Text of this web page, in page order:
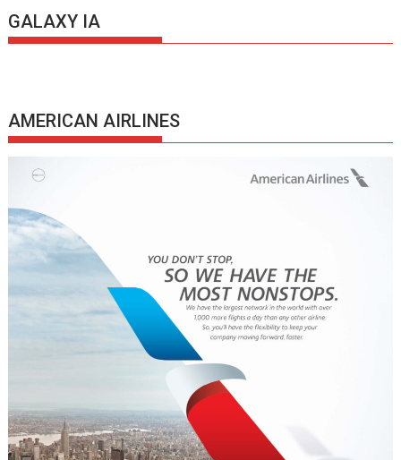
GALAXY IA
AMERICAN AIRLINES